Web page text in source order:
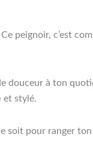
peignoir, c’est
douceur à ton
et stylé.
soit pour ranger